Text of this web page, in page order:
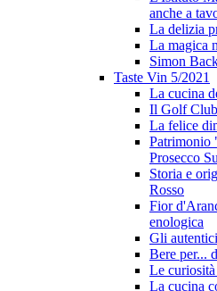
anche a
La delizia
La magica
Simon
Taste Vin 5/2021
La cucina
Il Golf Club
La felice
Patrimonio
Prosecco
Storia e
Rosso
Fior
enologica
Gli
Bere per...
Le
La cucina